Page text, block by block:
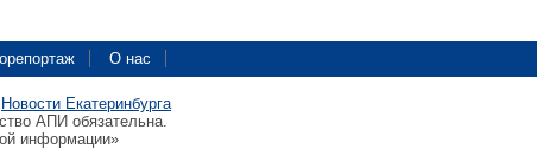
О нас
Новости Екатеринбурга
АПИ обязательна.
информации»